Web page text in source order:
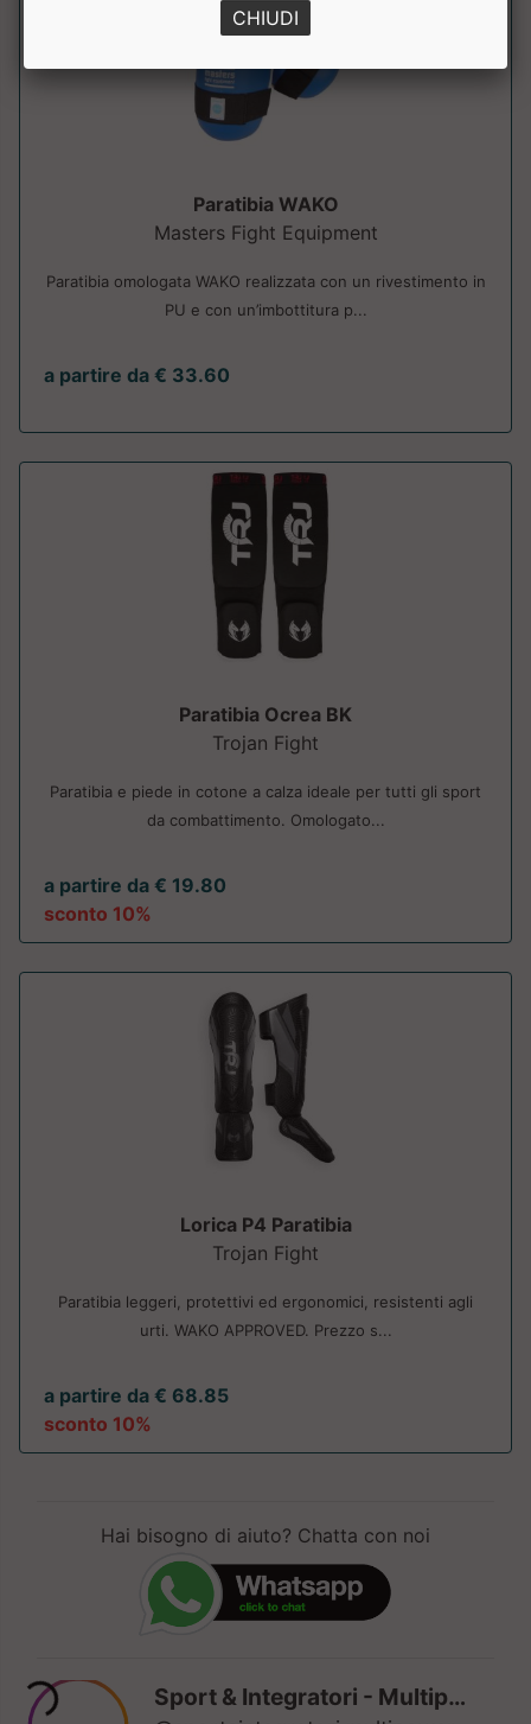
Paratibia WAKO
Masters Fight Equipment
Paratibia omologata WAKO realizzata con un rivestimento in
PU e con un’imbottitura p...
a partire da € 33.60
Paratibia Ocrea BK
Trojan Fight
Paratibia e piede in cotone a calza ideale per tutti gli sport
da combattimento. Omologato...
a partire da € 19.80
sconto 10%
Lorica P4 Paratibia
Trojan Fight
Paratibia leggeri, protettivi ed ergonomici, resistenti agli
urti. WAKO APPROVED. Prezzo s...
a partire da € 68.85
sconto 10%
Hai bisogno di aiuto? Chatta con noi
CHIUDI